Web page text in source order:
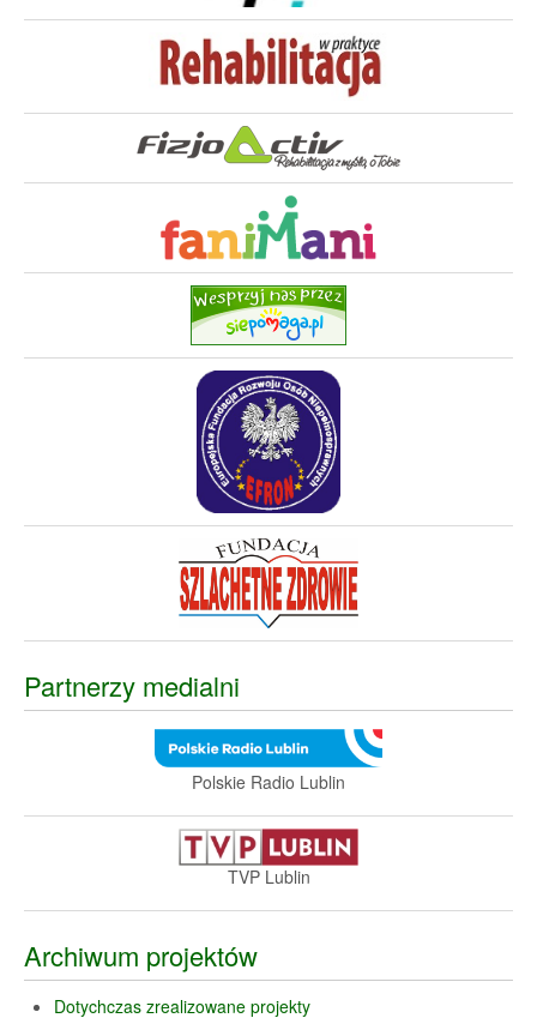
Partnerzy medialni
Polskie Radio Lublin
TVP Lublin
Archiwum projektów
Dotychczas zrealizowane projekty